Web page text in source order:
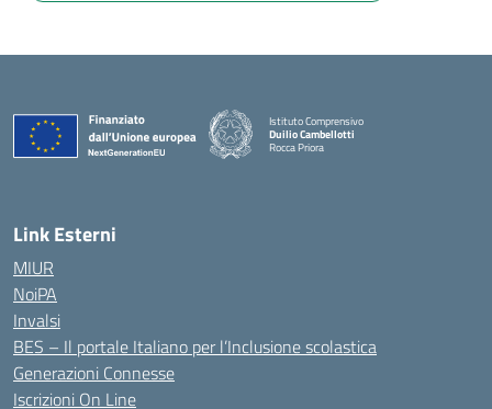
Istituto Comprensivo
Duilio Cambellotti
Rocca Priora
Link Esterni
MIUR
NoiPA
Invalsi
BES – Il portale Italiano per l’Inclusione scolastica
Generazioni Connesse
Iscrizioni On Line